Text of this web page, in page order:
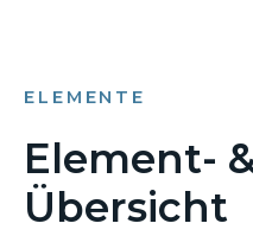
ELEMENTE
Element-
Übersicht